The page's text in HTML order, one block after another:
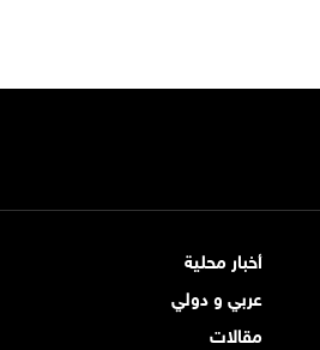
أخبار محلية
عربي و دولي
مقالات